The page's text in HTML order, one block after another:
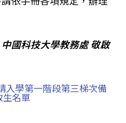
中國科技大學教務處 敬啟
入學第一階段第三梯次備
生名單